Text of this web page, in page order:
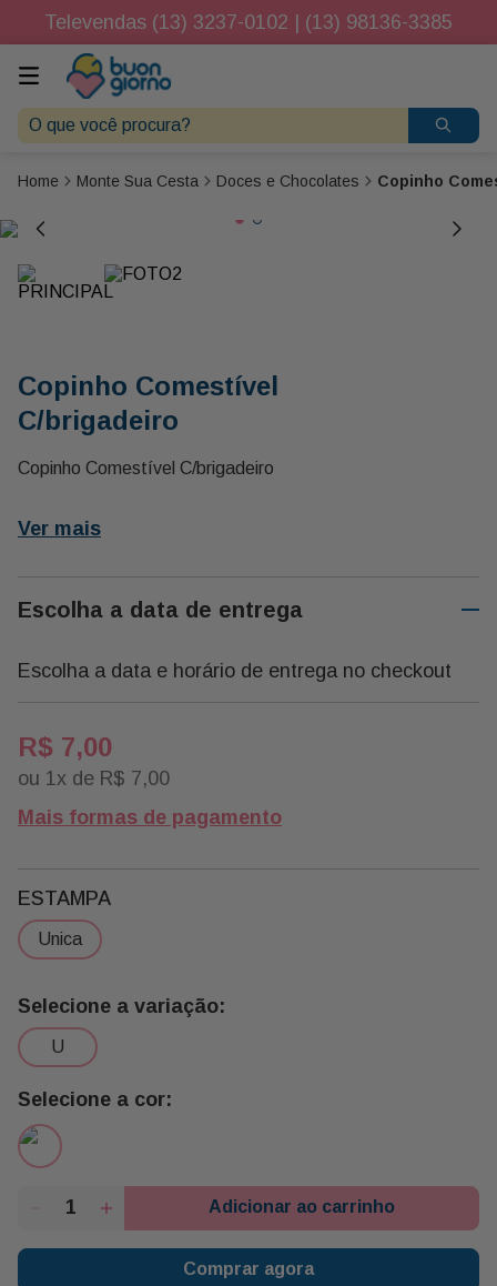
Televendas (13) 3237-0102 | (13) 98136-3385
O que você procura?
Monte Sua Cesta Doces e Chocolates Copinho
Copinho Comestível
C/brigadeiro
Copinho Comestível C/brigadeiro
Ver mais
Escolha a data de entrega
Escolha a data e horário de entrega no checkout
R$ 7,00
ou 1 x de R$ 7,00
Mais formas de pagamento
u
ESTAMPA
unica
Adicionar ao carrinho
Comprar agora